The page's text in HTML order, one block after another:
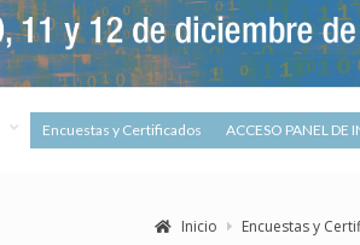
Encuestas y Certificados ACCESO PANEL DE
Inicio Encuestas y